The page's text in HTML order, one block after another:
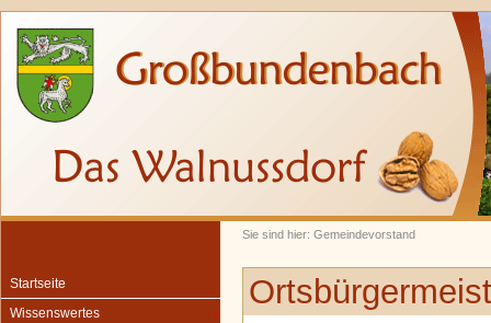
Sie sind hier: Gemeindevorstand
Startseite
Wissenswertes